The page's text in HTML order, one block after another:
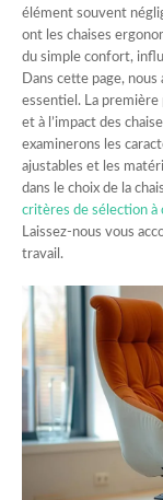
élément souvent
ont les chaises
du simple confort,
Dans cette page,
essentiel. La première
et à l’impact des
examinerons les
ajustables et les
dans le choix de la
critères de sélection à
Laissez-nous vous
travail.